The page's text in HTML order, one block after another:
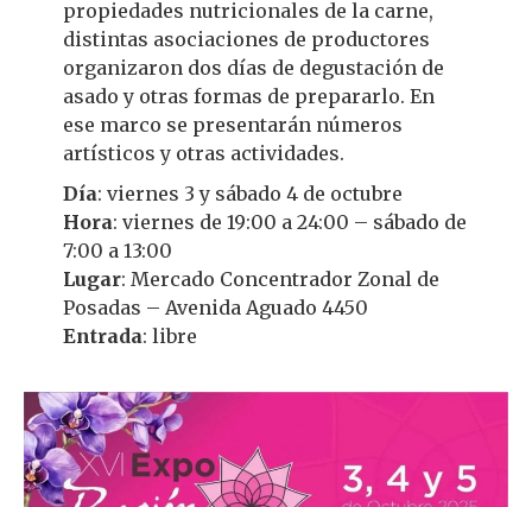
propiedades nutricionales de la carne,
distintas asociaciones de productores
organizaron dos días de degustación de
asado y otras formas de prepararlo. En
ese marco se presentarán números
artísticos y otras actividades.
Día: viernes 3 y sábado 4 de octubre
Hora: viernes de 19:00 a 24:00 – sábado de
7:00 a 13:00
Lugar: Mercado Concentrador Zonal de
Posadas – Avenida Aguado 4450
Entrada: libre